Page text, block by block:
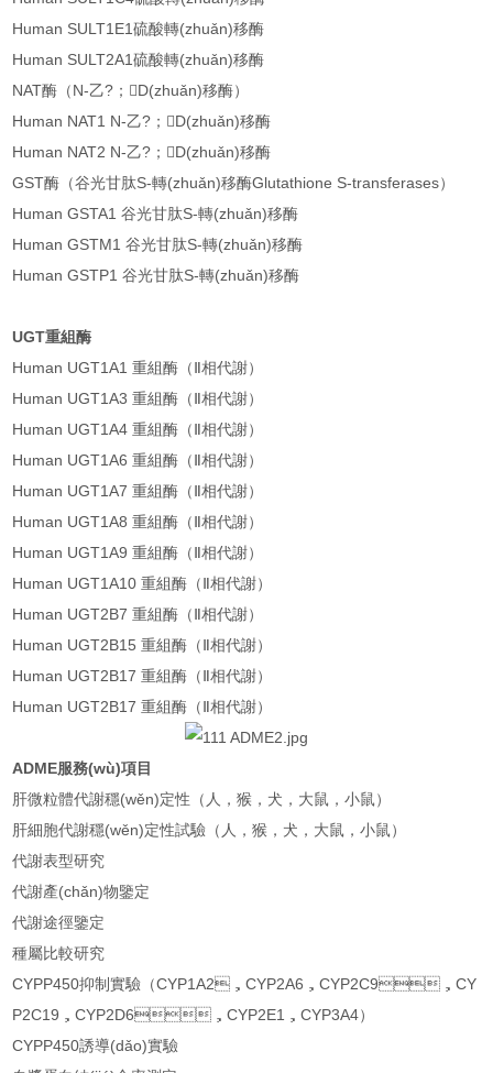
Human SULT1E1硫酸轉(zhuǎn)移酶
Human SULT2A1硫酸轉(zhuǎn)移酶
NAT酶（N-乙?；D(zhuǎn)移酶）
Human NAT1 N-乙?；D(zhuǎn)移酶
Human NAT2 N-乙?；D(zhuǎn)移酶
GST酶（谷光甘肽S-轉(zhuǎn)移酶Glutathione S-transferases）
Human GSTA1 谷光甘肽S-轉(zhuǎn)移酶
Human GSTM1 谷光甘肽S-轉(zhuǎn)移酶
Human GSTP1 谷光甘肽S-轉(zhuǎn)移酶
UGT重組酶
Human UGT1A1 重組酶（Ⅱ相代謝）
Human UGT1A3 重組酶（Ⅱ相代謝）
Human UGT1A4 重組酶（Ⅱ相代謝）
Human UGT1A6 重組酶（Ⅱ相代謝）
Human UGT1A7 重組酶（Ⅱ相代謝）
Human UGT1A8 重組酶（Ⅱ相代謝）
Human UGT1A9 重組酶（Ⅱ相代謝）
Human UGT1A10 重組酶（Ⅱ相代謝）
Human UGT2B7 重組酶（Ⅱ相代謝）
Human UGT2B15 重組酶（Ⅱ相代謝）
Human UGT2B17 重組酶（Ⅱ相代謝）
Human UGT2B17 重組酶（Ⅱ相代謝）
ADME服務(wù)項目
肝微粒體代謝穩(wěn)定性（人，猴，犬，大鼠，小鼠）
肝細胞代謝穩(wěn)定性試驗（人，猴，犬，大鼠，小鼠）
代謝表型研究
代謝產(chǎn)物鑒定
代謝途徑鑒定
種屬比較研究
CYPP450抑制實驗（CYP1A2，CYP2A6，CYP2C9，CY
P2C19，CYP2D6，CYP2E1，CYP3A4）
CYPP450誘導(dǎo)實驗